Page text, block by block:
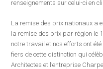
renseignements sur celui-ci en
La remise des prix nationaux a
la remise des prix par région le
notre travail et nos efforts ont
fiers de cette distinction qui
Architectes et l’entreprise